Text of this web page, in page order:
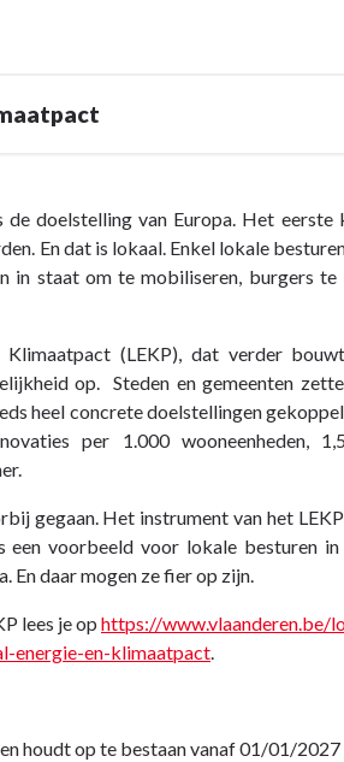
doelstelling van Europa. Het
En dat is lokaal. Enkel lokale
in staat om te mobiliseren, burgers
(LEKP), dat verder
op. Steden en gemeenten
heel concrete doelstellingen
per 1.000 wooneenheden,
gegaan. Het instrument van het
een voorbeeld voor lokale besturen
En daar mogen ze fier op zijn.
lees je op https://
energie-en-klimaatpact.
houdt op te bestaan vanaf 01/01/2027